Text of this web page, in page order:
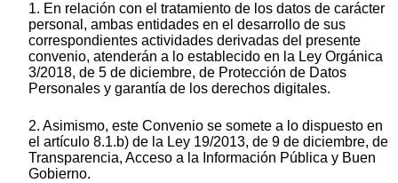
1. En relación con el tratamiento de los datos de carácter
personal, ambas entidades en el desarrollo de sus
correspondientes actividades derivadas del presente
convenio, atenderán a lo establecido en la Ley Orgánica
3/2018, de 5 de diciembre, de Protección de Datos
Personales y garantía de los derechos digitales.
2. Asimismo, este Convenio se somete a lo dispuesto en
el artículo 8.1.b) de la Ley 19/2013, de 9 de diciembre, de
Transparencia, Acceso a la Información Pública y Buen
Gobierno.